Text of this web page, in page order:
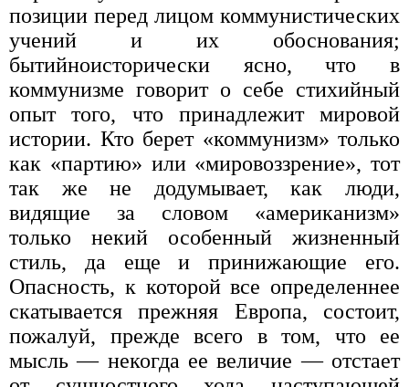
позиции перед лицом коммунистических
учений и их обоснования;
бытийноисторически ясно, что в
коммунизме говорит о себе стихийный
опыт того, что принадлежит мировой
истории. Кто берет «коммунизм» только
как «партию» или «мировоззрение», тот
так же не додумывает, как люди,
видящие за словом «американизм»
только некий особенный жизненный
стиль, да еще и принижающие его.
Опасность, к которой все определеннее
скатывается прежняя Европа, состоит,
пожалуй, прежде всего в том, что ее
мысль — некогда ее величие — отстает